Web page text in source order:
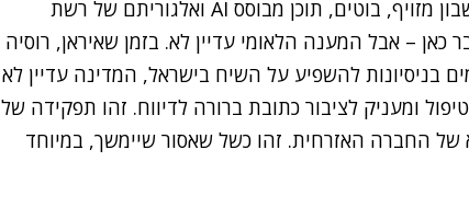
לערער את החברה הישראלית. מספיק להם חשבון מזויף, בוטים, תוכן מבוסס AI ואלגוריתם של רשת
– אבל המענה הלאומי עדיין לא. בזמן שאיראן, רוסיה
בניסיונות להשפיע על השיח בישראל, המדינה עדיין לא
ומעניק לציבור כתובת ברורה לדיווח. זהו תפקידה של
של החברה האזרחית. זהו כשל שאסור שיימשך, במיוחד